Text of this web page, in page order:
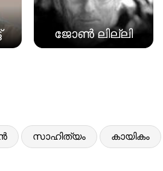
ജോൺ ലില്ലി
സാഹിത്യം കായികം